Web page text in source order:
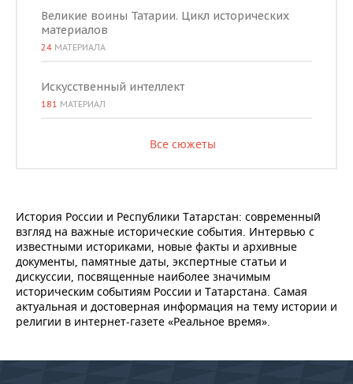
Великие воины Татарии. Цикл исторических
материалов
24 МАТЕРИАЛА
Искусственный интеллект
181 МАТЕРИАЛ
Все сюжеты
История России и Республики Татарстан: современный
взгляд на важные исторические события. Интервью с
известными историками, новые факты и архивные
документы, памятные даты, экспертные статьи и
дискуссии, посвященные наиболее значимым
историческим событиям России и Татарстана. Самая
актуальная и достоверная информация на тему истории и
религии в интернет-газете «Реальное время».